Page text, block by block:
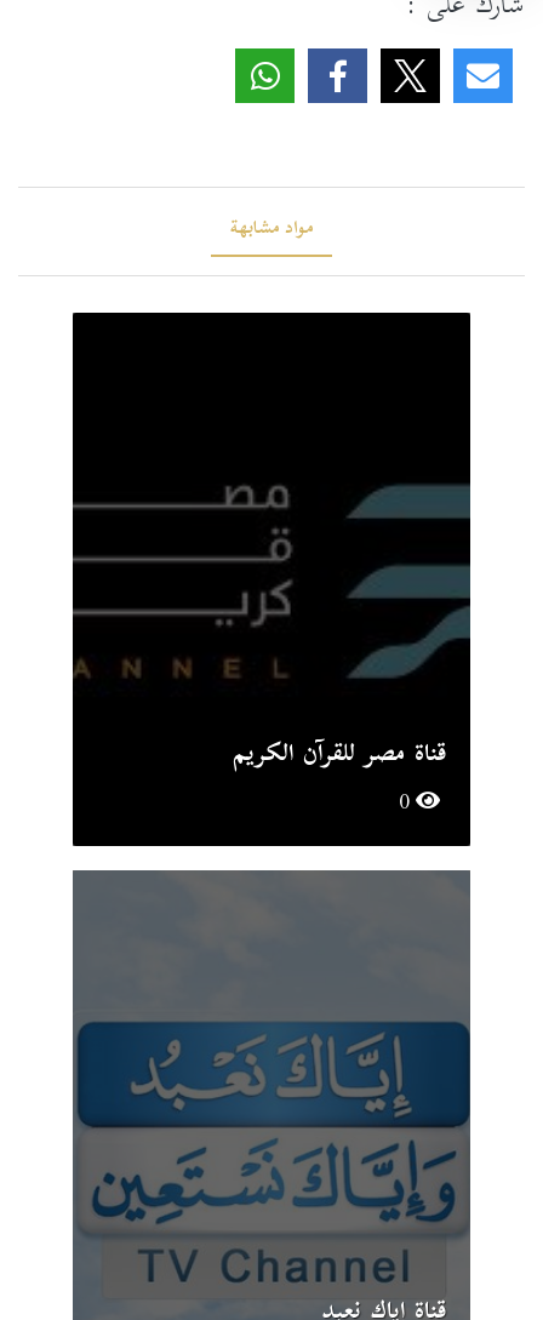
مواد مشابهة
قناة مصر للقرآن الكريم
0